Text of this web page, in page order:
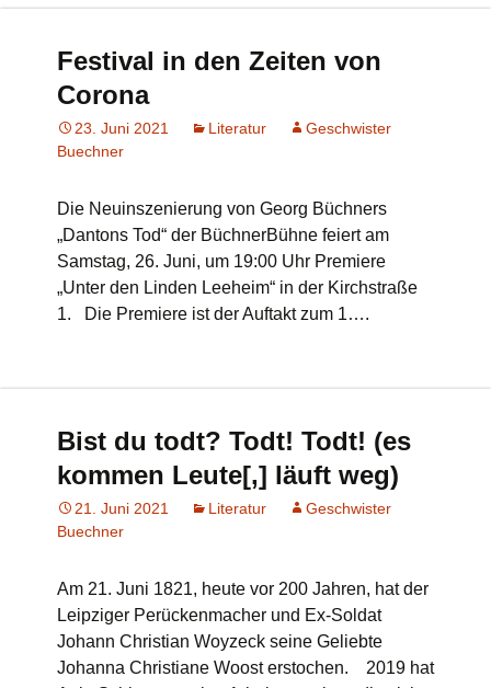
Festival in den Zeiten von
Corona
23. Juni 2021 Literatur
Geschwister
Buechner
Die Neuinszenierung von Georg Büchners
„Dantons Tod“ der BüchnerBühne feiert am
Samstag, 26. Juni, um 19:00 Uhr Premiere
„Unter den Linden Leeheim“ in der Kirchstraße
1. Die Premiere ist der Auftakt zum 1….
Bist du todt? Todt! Todt! (es
kommen Leute[,] läuft weg)
21. Juni 2021 Literatur
Geschwister
Buechner
Am 21. Juni 1821, heute vor 200 Jahren, hat der
Leipziger Perückenmacher und Ex-Soldat
Johann Christian Woyzeck seine Geliebte
Johanna Christiane Woost erstochen. 2019 hat